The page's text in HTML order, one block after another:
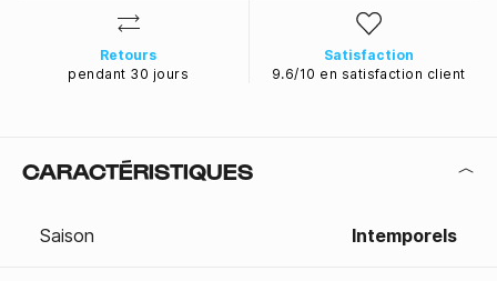
Retours
pendant 30 jours
Satisfaction
9.6/10 en satisfaction client
CARACTÉRISTIQUES
Saison Intemporels